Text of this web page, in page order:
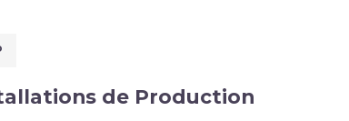
de Production